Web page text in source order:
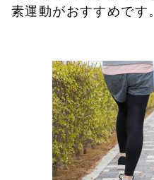
素運動がおすすめです。